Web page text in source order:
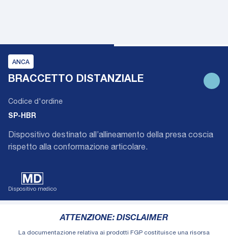
ANCA
BRACCETTO DISTANZIALE
Dispositivo destinato all’allineamento della presa coscia
rispetto alla conformazione articolare.
Codice d'ordine
SP-HBR
Dispositivo medico
ATTENZIONE: DISCLAIMER
La documentazione relativa ai prodotti FGP costituisce una risorsa